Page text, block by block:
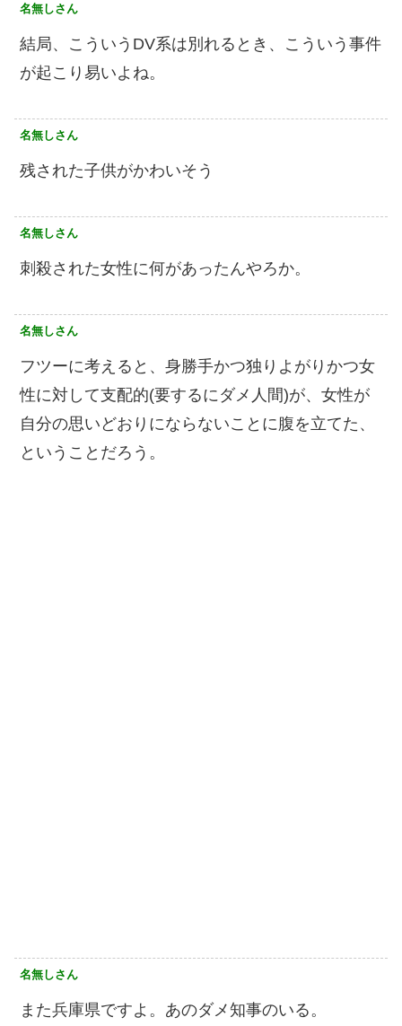
名無しさん
結局、こういうDV系は別れるとき、こういう事件
が起こり易いよね。
名無しさん
残された子供がかわいそう
名無しさん
刺殺された女性に何があったんやろか。
名無しさん
フツーに考えると、身勝手かつ独りよがりかつ女
性に対して支配的(要するにダメ人間)が、女性が
自分の思いどおりにならないことに腹を立てた、
ということだろう。
名無しさん
また兵庫県ですよ。あのダメ知事のいる。